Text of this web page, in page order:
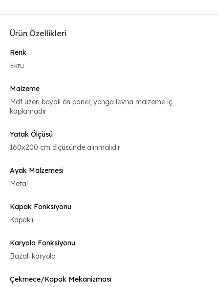
Ürün Özellikleri
Renk
Ekru
Malzeme
Mdf üzeri boyalı ön panel, yonga levha malzeme iç
kaplamadır
Yatak Ölçüsü
160x200 cm ölçüsünde alınmalıdır
Ayak Malzemesi
Metal
Kapak Fonksiyonu
Kapaklı
Karyola Fonksiyonu
Bazalı karyola
Çekmece/Kapak Mekanizması